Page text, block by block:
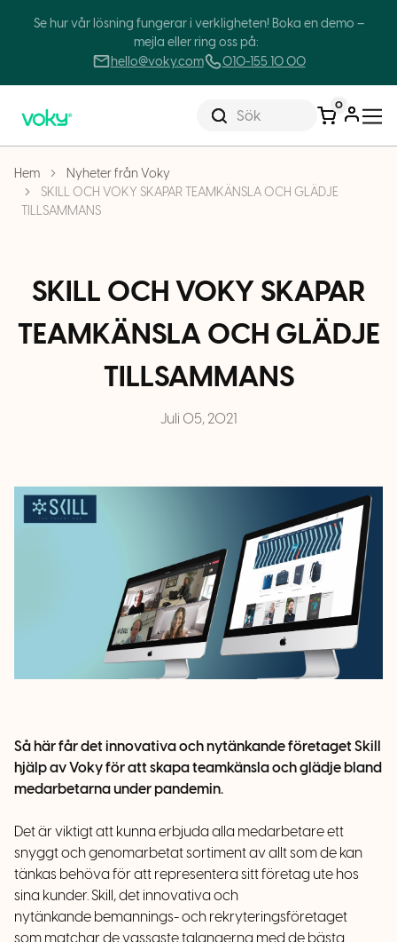
Se hur vår lösning fungerar i verkligheten! Boka en demo –
mejla eller ring oss på:
hello@voky.com
010-155 10 00
Sök
0
Hem
Nyheter från Voky
SKILL OCH VOKY SKAPAR TEAMKÄNSLA OCH GLÄDJE
TILLSAMMANS
SKILL OCH VOKY SKAPAR
TEAMKÄNSLA OCH GLÄDJE
TILLSAMMANS
Juli 05, 2021
Så här får det innovativa och nytänkande företaget Skill
hjälp av Voky för att skapa teamkänsla och glädje bland
medarbetarna under pandemin.
Det är viktigt att kunna erbjuda alla medarbetare ett
snyggt och genomarbetat sortiment av allt som de kan
tänkas behöva för att representera sitt företag ute hos
sina kunder. Skill, det innovativa och
nytänkande bemannings- och rekryteringsföretaget
som matchar de vassaste talangerna med de bästa